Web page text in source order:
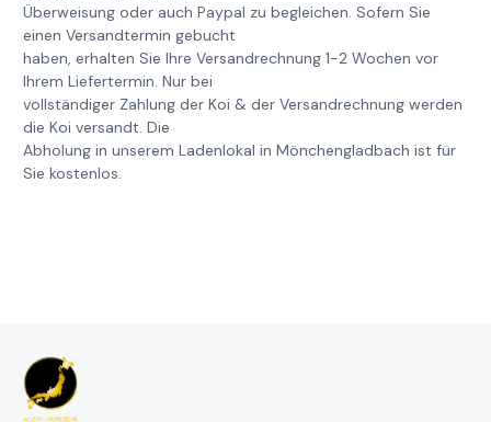
Überweisung oder auch Paypal zu begleichen. Sofern Sie
einen Versandtermin gebucht
haben, erhalten Sie Ihre Versandrechnung 1-2 Wochen vor
Ihrem Liefertermin. Nur bei
vollständiger Zahlung der Koi & der Versandrechnung werden
die Koi versandt. Die
Abholung in unserem Ladenlokal in Mönchengladbach ist für
Sie kostenlos.